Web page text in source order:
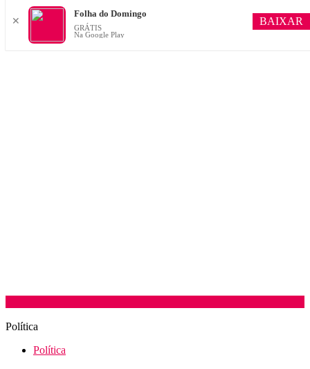
Política
Política
✕
Folha do Domingo
GRÁTIS
Na Google Play
BAIXAR